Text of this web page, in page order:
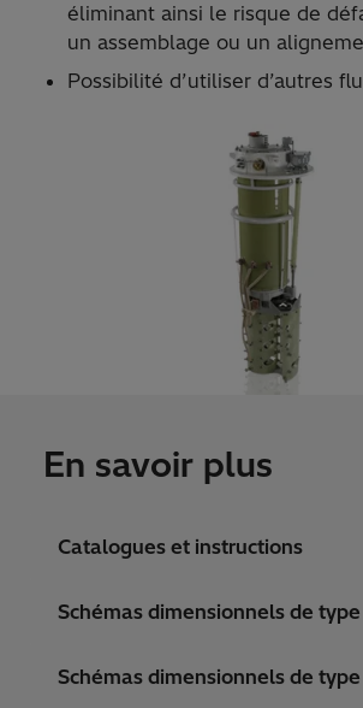
éliminant ainsi le risque de
un assemblage ou un
Possibilité d’utiliser d’autres
En savoir plus
Catalogues et instructions
Schémas dimensionnels de
Schémas dimensionnels de